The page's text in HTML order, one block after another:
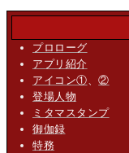
プロローグ
アプリ紹介
アイコン①、②
登場人物
ミタマスタンプ
御伽録
特務